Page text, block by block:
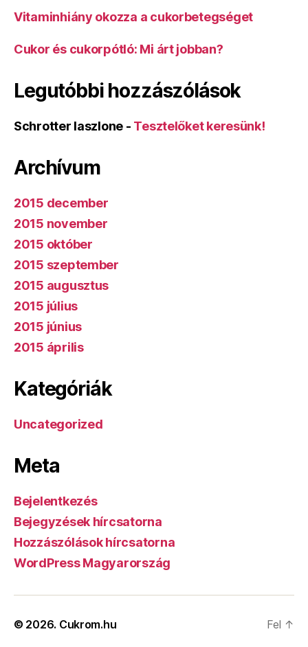
Vitaminhiány okozza a cukorbetegséget
Cukor és cukorpótló: Mi árt jobban?
Legutóbbi hozzászólások
Schrotter laszlone - Tesztelőket keresünk!
Archívum
2015 december
2015 november
2015 október
2015 szeptember
2015 augusztus
2015 július
2015 június
2015 április
Kategóriák
Uncategorized
Meta
Bejelentkezés
Bejegyzések hírcsatorna
Hozzászólások hírcsatorna
WordPress Magyarország
© 2026. Cukrom.hu Fel ↑